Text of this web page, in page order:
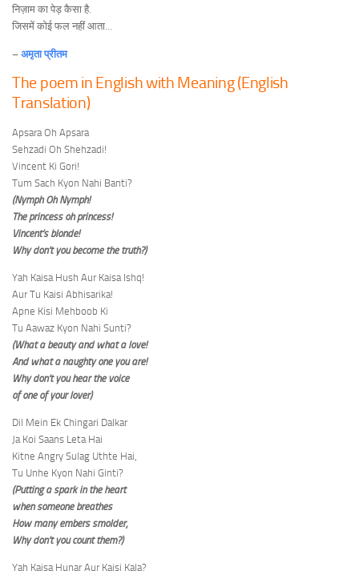
निज़ाम का पेड़ कैसा है.
जिसमें कोई फल नहीं आता…
– अमृता प्रीतम
The poem in English with Meaning (English
Translation)
Apsara Oh Apsara
Sehzadi Oh Shehzadi!
Vincent Ki Gori!
Tum Sach Kyon Nahi Banti?
(Nymph Oh Nymph!
The princess oh princess!
Vincent’s blonde!
Why don’t you become the truth?)
Yah Kaisa Hush Aur Kaisa Ishq!
Aur Tu Kaisi Abhisarika!
Apne Kisi Mehboob Ki
Tu Aawaz Kyon Nahi Sunti?
(What a beauty and what a love!
And what a naughty one you are!
Why don’t you hear the voice
of one of your lover)
Dil Mein Ek Chingari Dalkar
Ja Koi Saans Leta Hai
Kitne Angry Sulag Uthte Hai,
Tu Unhe Kyon Nahi Ginti?
(​​Putting a spark in the heart
when someone breathes
How many embers smolder,
Why don’t you count them?)
Yah Kaisa Hunar Aur Kaisi Kala?